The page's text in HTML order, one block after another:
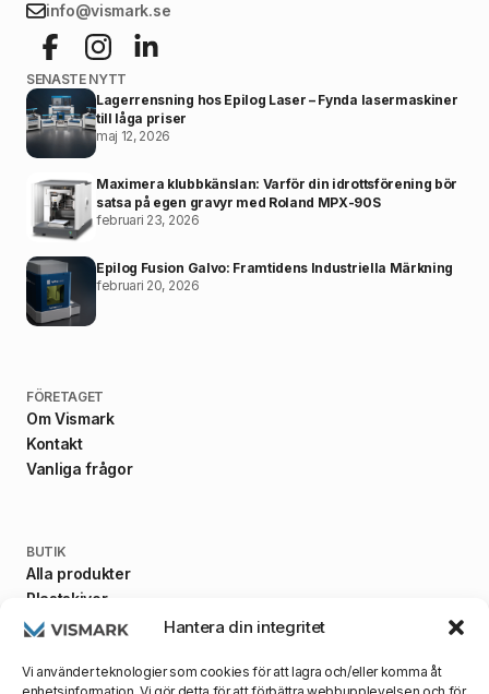
Hantera din integritet
Vi använder teknologier som cookies för att lagra och/eller komma åt
info@vismark.se
SENASTE NYTT
Lagerrensning hos Epilog Laser – Fynda lasermaskiner
till låga priser
maj 12, 2026
Maximera klubbkänslan: Varför din idrottsförening bör
satsa på egen gravyr med Roland MPX-90S
februari 23, 2026
Epilog Fusion Galvo: Framtidens Industriella Märkning
februari 20, 2026
FÖRETAGET
Om Vismark
Kontakt
Vanliga frågor
BUTIK
Alla produkter
Plastskivor
Fästanordningar